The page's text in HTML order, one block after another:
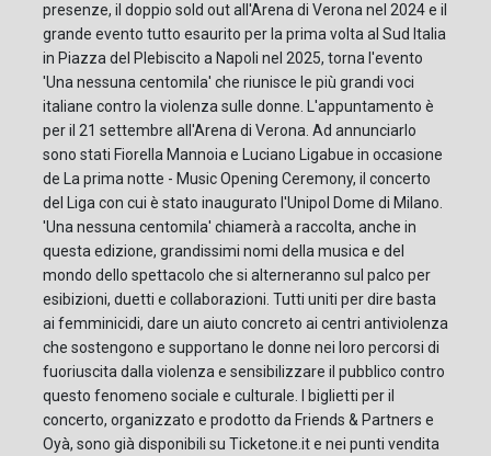
presenze, il doppio sold out all'Arena di Verona nel 2024 e il
grande evento tutto esaurito per la prima volta al Sud Italia
in Piazza del Plebiscito a Napoli nel 2025, torna l'evento
'Una nessuna centomila' che riunisce le più grandi voci
italiane contro la violenza sulle donne. L'appuntamento è
per il 21 settembre all'Arena di Verona. Ad annunciarlo
sono stati Fiorella Mannoia e Luciano Ligabue in occasione
de La prima notte - Music Opening Ceremony, il concerto
del Liga con cui è stato inaugurato l'Unipol Dome di Milano.
'Una nessuna centomila' chiamerà a raccolta, anche in
questa edizione, grandissimi nomi della musica e del
mondo dello spettacolo che si alterneranno sul palco per
esibizioni, duetti e collaborazioni. Tutti uniti per dire basta
ai femminicidi, dare un aiuto concreto ai centri antiviolenza
che sostengono e supportano le donne nei loro percorsi di
fuoriuscita dalla violenza e sensibilizzare il pubblico contro
questo fenomeno sociale e culturale. I biglietti per il
concerto, organizzato e prodotto da Friends & Partners e
Oyà, sono già disponibili su Ticketone.it e nei punti vendita